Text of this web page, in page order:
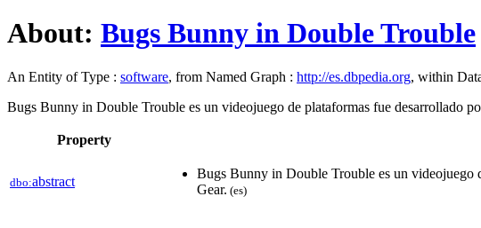
About: Bugs Bunny in Double Trouble
An Entity of Type : software, from Named Graph : http://es.dbpedia.org, within
Bugs Bunny in Double Trouble es un videojuego de plataformas fue desarrollado
Property
dbo:abstract
Bugs Bunny in Double Trouble es un videojuego
Gear. (es)